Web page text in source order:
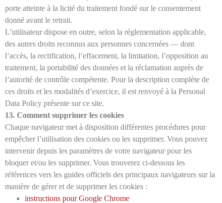
porte atteinte à la licité du traitement fondé sur le consentement
donné avant le retrait.
L’utilisateur dispose en outre, selon la réglementation applicable,
des autres droits reconnus aux personnes concernées — dont
l’accès, la rectification, l’effacement, la limitation, l’opposition au
traitement, la portabilité des données et la réclamation auprès de
l’autorité de contrôle compétente. Pour la description complète de
ces droits et les modalités d’exercice, il est renvoyé à la Personal
Data Policy présente sur ce site.
13. Comment supprimer les cookies
Chaque navigateur met à disposition différentes procédures pour
empêcher l’utilisation des cookies ou les supprimer. Vous pouvez
intervenir depuis les paramètres de votre navigateur pour les
bloquer et/ou les supprimer. Vous trouverez ci-dessous les
références vers les guides officiels des principaux navigateurs sur la
manière de gérer et de supprimer les cookies :
instructions pour Google Chrome